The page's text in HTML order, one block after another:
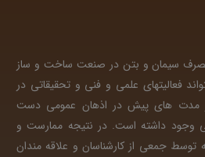
سیمان و بتن در صنعت ساخت و ساز
فعالیتهای علمی و فنی و تحقیقاتی در
مدت های پیش در اذهان عمومی دست
وجود داشته است. در نتیجه ممارست و
توسط جمعی از کارشناسان و علاقه مندان